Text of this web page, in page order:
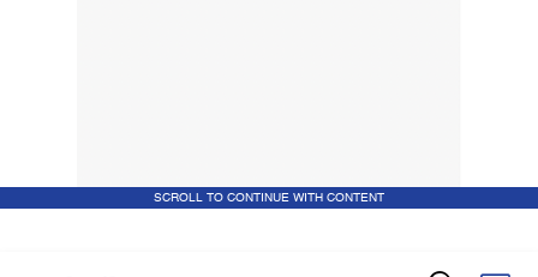
SCROLL TO CONTINUE WITH CONTENT